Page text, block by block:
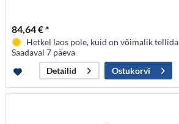
84,64 € *
Hetkel laos pole, kuid on võimalik tellida
Saadaval 7 päeva
Detailid
Ostukorvi